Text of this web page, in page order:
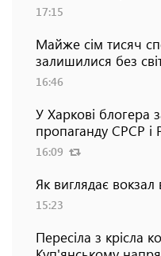
17:15
Майже сім тисяч
залишилися без
16:46
У Харкові блогера
пропаганду СРСР і
16:09
Як виглядає вокзал
15:23
Пересіла з крісла